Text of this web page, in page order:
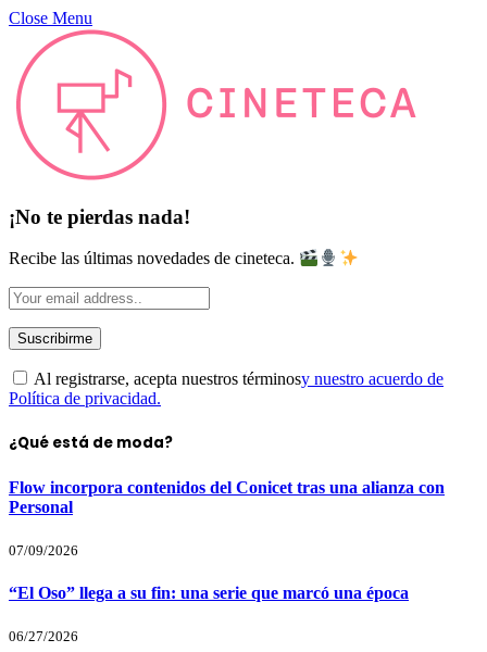
Close Menu
¡No te pierdas nada!
Recibe las últimas novedades de cineteca.
Al registrarse, acepta nuestros términosy nuestro acuerdo de
Política de privacidad.
¿Qué está de moda?
Flow incorpora contenidos del Conicet tras una alianza con
Personal
07/09/2026
“El Oso” llega a su fin: una serie que marcó una época
06/27/2026